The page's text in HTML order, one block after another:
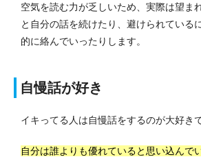
空気を読む力が乏しいため、実際は望ま
と自分の話を続けたり、避けられている
的に絡んでいったりします。
自慢話が好き
イキってる人は自慢話をするのが大好きで
自分は誰よりも優れていると思い込んで